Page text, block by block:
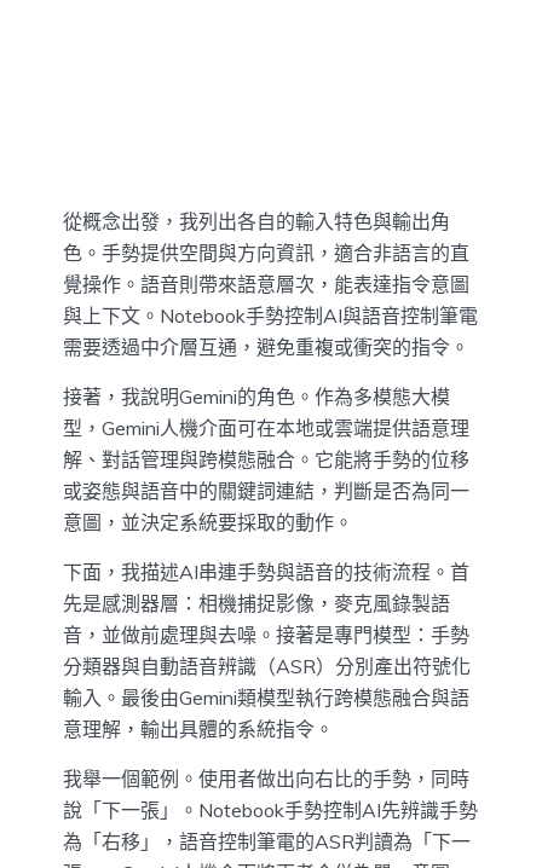
從概念出發，我列出各自的輸入特色與輸出角
色。手勢提供空間與方向資訊，適合非語言的直
覺操作。語音則帶來語意層次，能表達指令意圖
與上下文。Notebook手勢控制AI與語音控制筆電
需要透過中介層互通，避免重複或衝突的指令。
接著，我說明Gemini的角色。作為多模態大模
型，Gemini人機介面可在本地或雲端提供語意理
解、對話管理與跨模態融合。它能將手勢的位移
或姿態與語音中的關鍵詞連結，判斷是否為同一
意圖，並決定系統要採取的動作。
下面，我描述AI串連手勢與語音的技術流程。首
先是感測器層：相機捕捉影像，麥克風錄製語
音，並做前處理與去噪。接著是專門模型：手勢
分類器與自動語音辨識（ASR）分別產出符號化
輸入。最後由Gemini類模型執行跨模態融合與語
意理解，輸出具體的系統指令。
我舉一個範例。使用者做出向右比的手勢，同時
說「下一張」。Notebook手勢控制AI先辨識手勢
為「右移」，語音控制筆電的ASR判讀為「下一